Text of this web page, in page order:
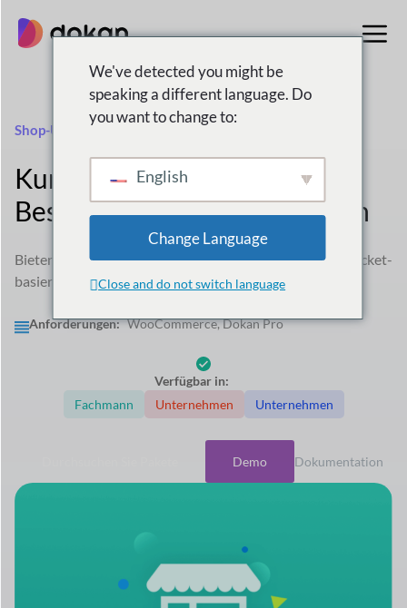
Inhalt
springen
Shop-Unterstützung
Kunden können mit ihrer
Bestell-ID ein Ticket erstellen
Bieten Sie Ihren Kunden direkt auf der Store-Seite ein Ticket-
basiertes Support-System.
Anforderungen: WooCommerce, Dokan Pro
Verfügbar in:
Fachmann
Unternehmen Unternehmen
Demo Dokumentation
We've detected you might be
speaking a different language. Do
you want to change to:
English
Change Language
Close and do not switch language